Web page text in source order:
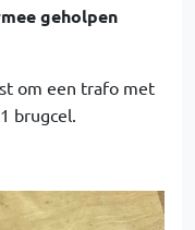
geholpen
om een trafo met
brugcel.